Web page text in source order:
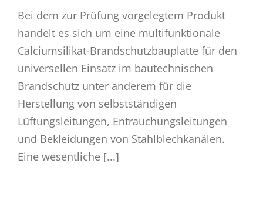
Bei dem zur Prüfung vorgelegtem Produkt
handelt es sich um eine multifunktionale
Calciumsilikat-Brandschutzbauplatte für den
universellen Einsatz im bautechnischen
Brandschutz unter anderem für die
Herstellung von selbstständigen
Lüftungsleitungen, Entrauchungsleitungen
und Bekleidungen von Stahlblechkanälen.
Eine wesentliche [...]